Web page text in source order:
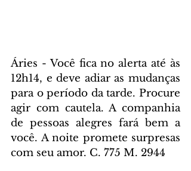
Áries - Você fica no alerta até às
12h14, e deve adiar as mudanças
para o período da tarde. Procure
agir com cautela. A companhia
de pessoas alegres fará bem a
você. A noite promete surpresas
com seu amor. C. 775 M. 2944